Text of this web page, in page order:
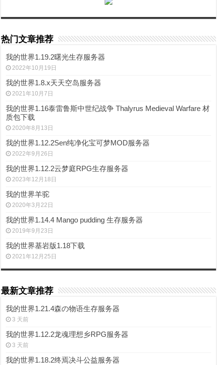
热门文章推荐
我的世界1.19.2曙光生存服务器
2022年10月19日
我的世界1.8.x天天空岛服务器
2021年10月7日
我的世界1.16泰雷鲁斯中世纪战争 Thalyrus Medieval Warfare 材
质包下载
2020年8月13日
我的世界1.12.2Sen纯净化宝可梦MOD服务器
2022年9月26日
我的世界1.12.2云梦庭RPG生存服务器
2023年12月18日
我的世界羊驼
2020年3月22日
我的世界1.14.4 Mango pudding 生存服务器
2019年9月23日
我的世界基岩版1.18下载
2021年12月25日
最新文章推荐
我的世界1.21.4森の物语生存服务器
3 天前
我的世界1.12.2龙魂理想乡RPG服务器
3 天前
我的世界1.18.2终焉决斗公益服务器